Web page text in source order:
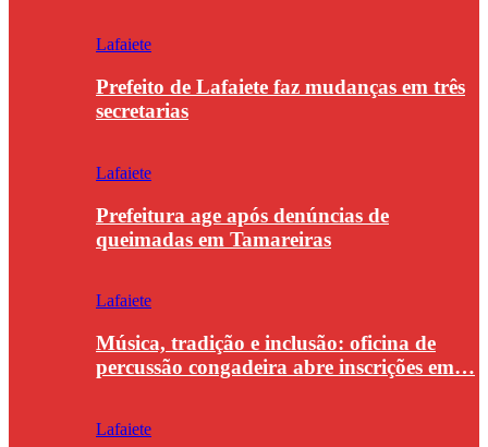
Lafaiete
Prefeito de Lafaiete faz mudanças em três
secretarias
Lafaiete
Prefeitura age após denúncias de
queimadas em Tamareiras
Lafaiete
Música, tradição e inclusão: oficina de
percussão congadeira abre inscrições em…
Lafaiete